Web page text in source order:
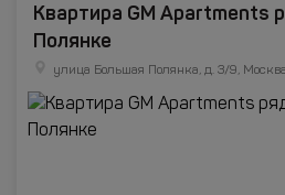
Квартира GM Apartments
Полянке
улица Большая Полянка, д. 3/9, Москва